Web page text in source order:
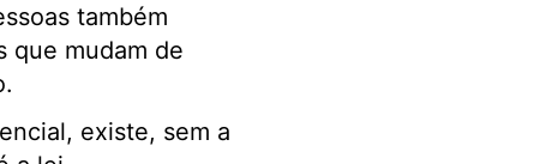
também
que mudam de
existe, sem a